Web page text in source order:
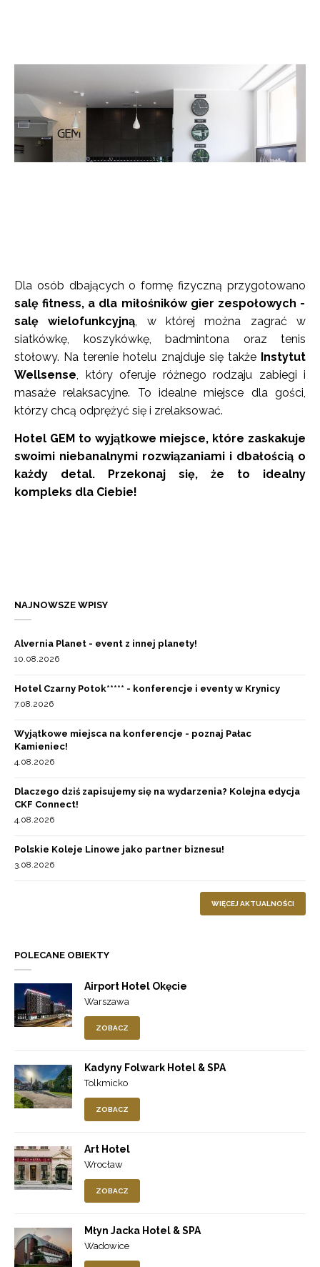
Dla osób dbających o formę fizyczną przygotowano
salę fitness, a dla miłośników gier zespołowych -
salę wielofunkcyjną, w której można zagrać w
siatkówkę, koszykówkę, badmintona oraz tenis
stołowy. Na terenie hotelu znajduje się takżeInstytut
Wellsense, który oferuje różnego rodzaju zabiegi i
masaże relaksacyjne. To idealne miejsce dla gości,
którzy chcą odprężyć się i zrelaksować.
Hotel GEM to wyjątkowe miejsce, które zaskakuje
swoimi niebanalnymi rozwiązaniami i dbałością o
każdy detal. Przekonaj się, że to idealny
kompleks dla Ciebie!
NAJNOWSZE WPISY
Alvernia Planet - event z innej planety!
10.08.2026
Hotel Czarny Potok***** - konferencje i eventy w Krynicy
7.08.2026
Wyjątkowe miejsca na konferencje - poznaj Pałac
Kamieniec!
4.08.2026
Dlaczego dziś zapisujemy się na wydarzenia? Kolejna edycja
CKF Connect!
4.08.2026
Polskie Koleje Linowe jako partner biznesu!
3.08.2026
WIĘCEJ AKTUALNOŚCI
POLECANE OBIEKTY
Airport Hotel Okęcie
Warszawa
ZOBACZ
Kadyny Folwark Hotel & SPA
Tolkmicko
ZOBACZ
Art Hotel
Wrocław
ZOBACZ
Młyn Jacka Hotel & SPA
Wadowice